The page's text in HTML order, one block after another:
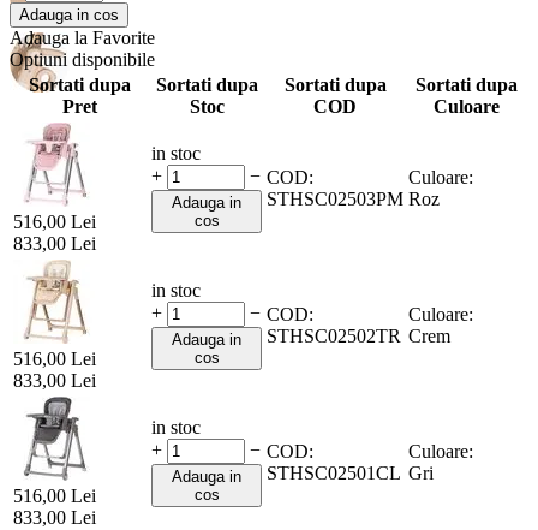
Adauga in cos
Adauga la Favorite
Optiuni disponibile
Sortati dupa
Pret
Sortati dupa
Stoc
Sortati dupa
COD
Sortati dupa
Culoare
516,00 Lei
833,00 Lei
in stoc
+
−
Adauga in
cos
COD:
STHSC02503PM
Culoare:
Roz
516,00 Lei
833,00 Lei
in stoc
+
−
Adauga in
cos
COD:
STHSC02502TR
Culoare:
Crem
516,00 Lei
833,00 Lei
in stoc
+
−
Adauga in
cos
COD:
STHSC02501CL
Culoare:
Gri